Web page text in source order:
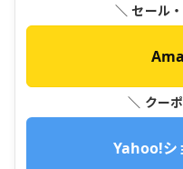
＼ セール
＼ クー
Yahoo!シ